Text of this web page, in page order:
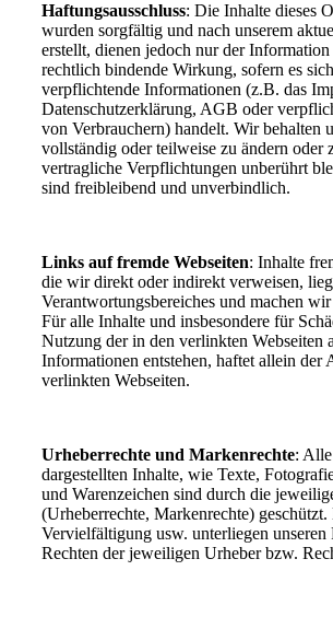
Haftungsausschluss: Die Inhalte dieses
wurden sorgfältig und nach unserem
erstellt, dienen jedoch nur der
rechtlich bindende Wirkung, sofern es
verpflichtende Informationen (z.B. das
Datenschutzerklärung, AGB oder
von Verbrauchern) handelt. Wir behalten
vollständig oder teilweise zu ändern oder
vertragliche Verpflichtungen unberührt
sind freibleibend und unverbindlich.
Links auf fremde Webseiten: Inhalte
die wir direkt oder indirekt verweisen,
Verantwortungsbereiches und machen
Für alle Inhalte und insbesondere für
Nutzung der in den verlinkten Webseiten
Informationen entstehen, haftet allein der
verlinkten Webseiten.
Urheberrechte und Markenrechte:
dargestellten Inhalte, wie Texte,
und Warenzeichen sind durch die
(Urheberrechte, Markenrechte)
Vervielfältigung usw. unterliegen unseren
Rechten der jeweiligen Urheber bzw.